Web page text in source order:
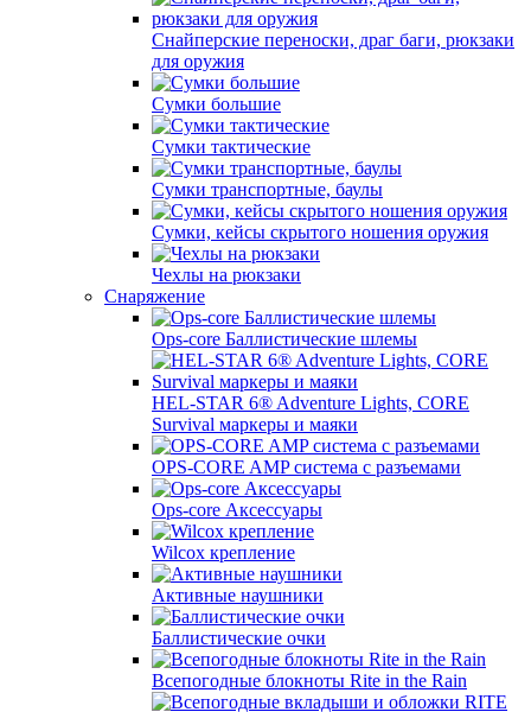
Снайперские переноски, драг баги, рюкзаки
для оружия
Сумки большие
Сумки тактические
Сумки транспортные, баулы
Сумки, кейсы скрытого ношения оружия
Чехлы на рюкзаки
Снаряжение
Ops-core Баллистические шлемы
HEL-STAR 6® Adventure Lights, CORE
Survival маркеры и маяки
OPS-CORE AMP система с разъемами
Ops-core Аксессуары
Wilсох крепление
Активные наушники
Баллистические очки
Всепогодные блокноты Rite in the Rain